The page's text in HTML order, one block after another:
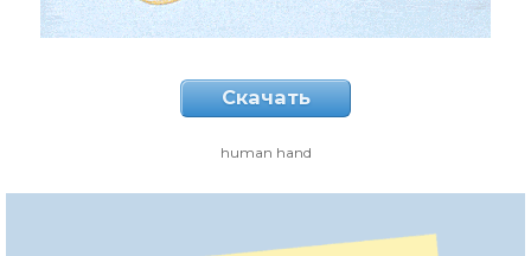
Скачать
human hand